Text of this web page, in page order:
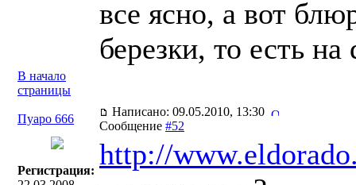
все ясно, а вот
березки, то есть
В начало
страницы
Пуаро 666
Написано: 09.05.2010, 13:30
Сообщение #52
Регистрация: http://